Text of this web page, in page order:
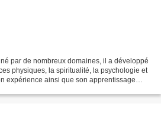
par de nombreux domaines, il a développé
physiques, la spiritualité, la psychologie et
expérience ainsi que son apprentissage